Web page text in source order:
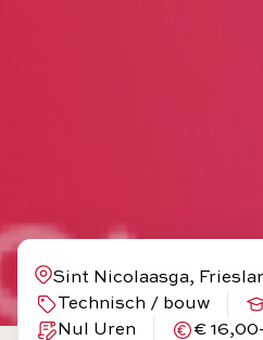
Sint Nicolaasga,
Technisch / bouw
Nul Uren
€